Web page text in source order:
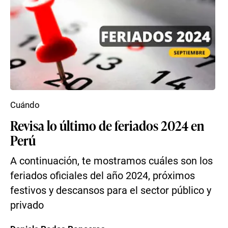
Revisa lo último de feriados 2024 en
Perú
A continuación, te mostramos cuáles son los
feriados oficiales del año 2024, próximos
festivos y descansos para el sector público y
privado
Cuándo